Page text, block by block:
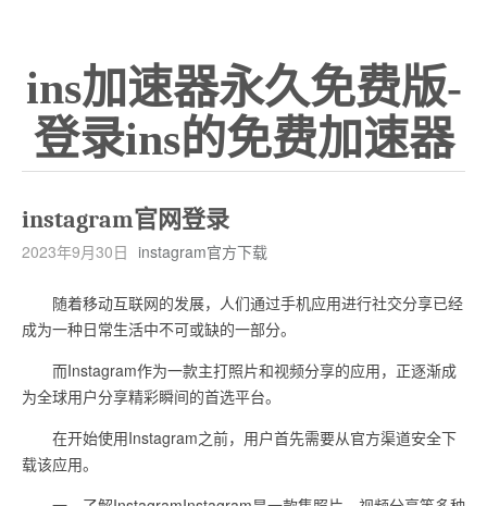
ins加速器永久免费版-
登录ins的免费加速器
instagram官网登录
2023年9月30日 instagram官方下载
随着移动互联网的发展，人们通过手机应用进行社交分享已经
成为一种日常生活中不可或缺的一部分。
而Instagram作为一款主打照片和视频分享的应用，正逐渐成
为全球用户分享精彩瞬间的首选平台。
在开始使用Instagram之前，用户首先需要从官方渠道安全下
载该应用。